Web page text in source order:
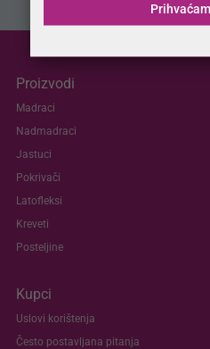
Proizvodi
Madraci
Nadmadraci
Jastuci
Pokrivači
Latofleksi
Kreveti
Posteljine
Kupci
Uslovi korištenja
Često postavljana pitanja